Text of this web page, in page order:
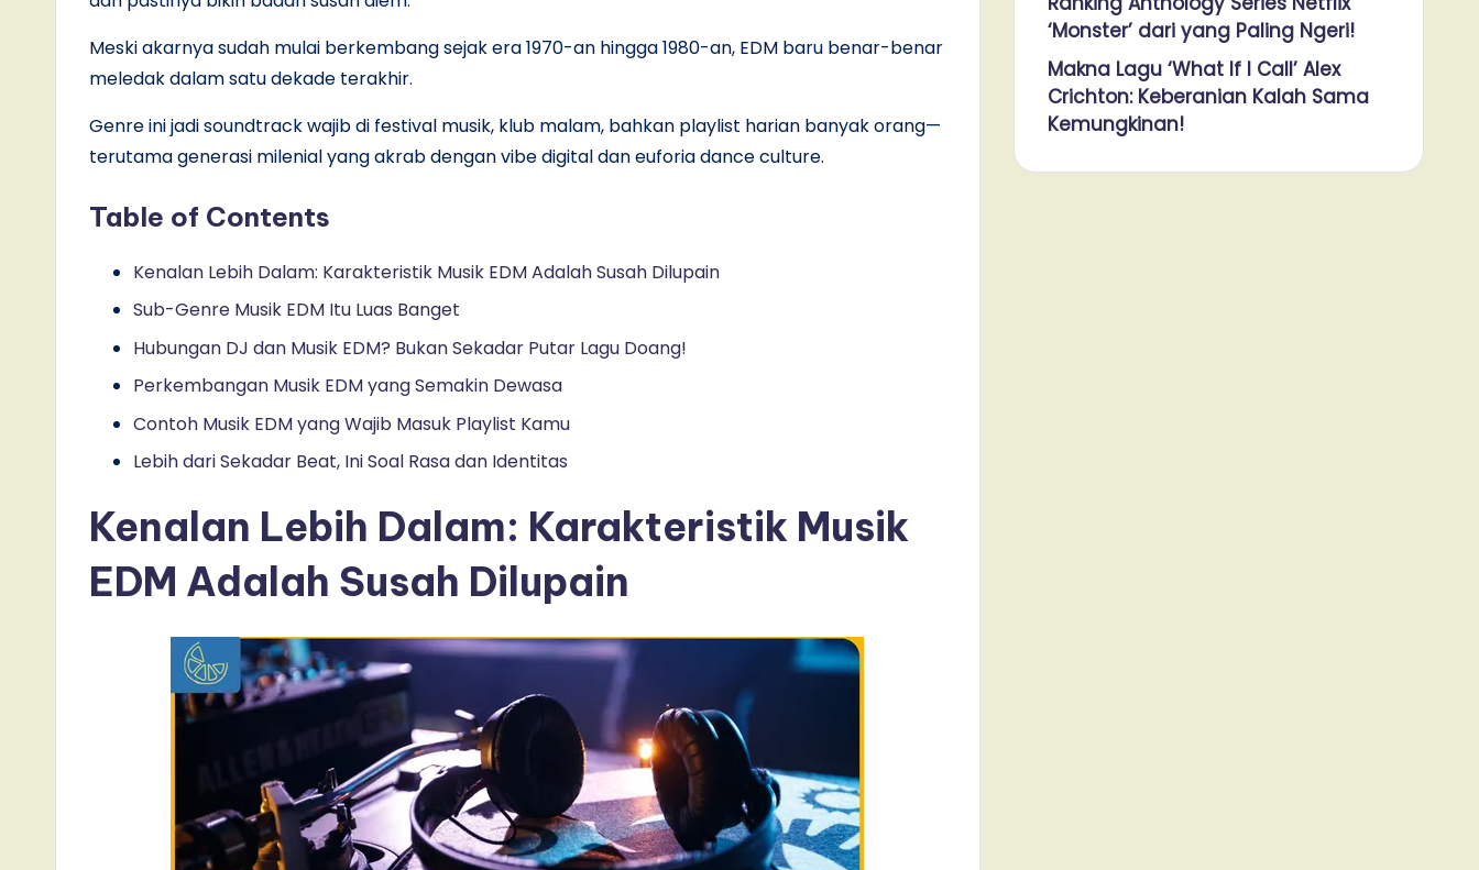
Meski akarnya sudah mulai berkembang sejak era 1970-an hingga 1980-an, EDM baru benar-benar
meledak dalam satu dekade terakhir.
Genre ini jadi soundtrack wajib di festival musik, klub malam, bahkan playlist harian banyak orang—
terutama generasi milenial yang akrab dengan vibe digital dan euforia dance culture.
Table of Contents
Kenalan Lebih Dalam: Karakteristik Musik EDM Adalah Susah Dilupain
Sub-Genre Musik EDM Itu Luas Banget
Hubungan DJ dan Musik EDM? Bukan Sekadar Putar Lagu Doang!
Perkembangan Musik EDM yang Semakin Dewasa
Contoh Musik EDM yang Wajib Masuk Playlist Kamu
Lebih dari Sekadar Beat, Ini Soal Rasa dan Identitas
Kenalan Lebih Dalam: Karakteristik Musik
EDM Adalah Susah Dilupain
‘Monster’ dari yang Paling Ngeri!
Makna Lagu ‘What If I Call’ Alex
Crichton: Keberanian Kalah Sama
Kemungkinan!